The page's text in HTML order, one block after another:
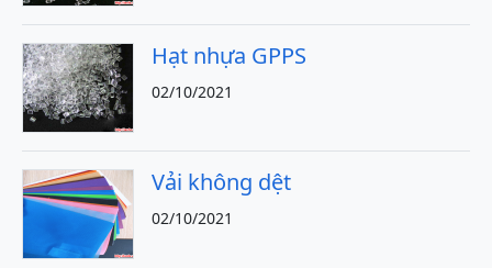
Hạt nhựa GPPS
02/10/2021
Vải không dệt
02/10/2021